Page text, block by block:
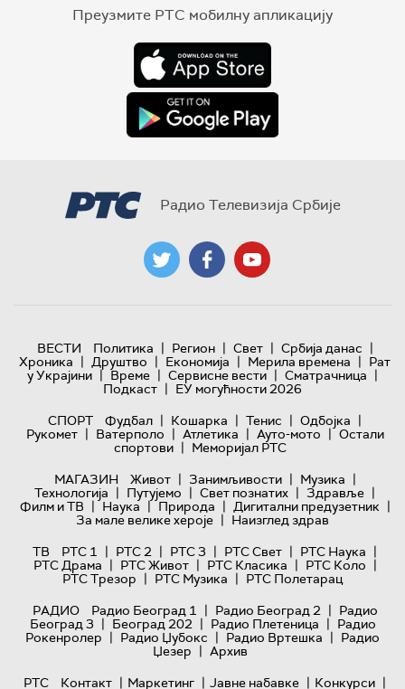
Преузмите РТС мобилну апликацију
Радио Телевизија Србије
ВЕСТИ Политика | Регион | Свет | Србија данас |
Хроника | Друштво | Економија | Мерила времена | Рат
у Украјини | Време | Сервисне вести | Сматрачница |
Подкаст | ЕУ могућности 2026
СПОРТ
Фудбал | Кошарка | Тенис | Одбојка |
Рукомет | Ватерполо | Атлетика | Ауто-мото | Остали
спортови | Меморијал РТС
МАГАЗИН
Живот | Занимљивости | Музика |
Технологијa | Путујемо | Свет познатих | Здравље |
Филм и ТВ | Наука | Природа | Дигитални предузетник |
За мале велике хероје | Наизглед здрав
ТВ
РТС 1 | РТС 2 | РТС 3 | РТС Свет | РТС Наука |
РТС Драма | РТС Живот | РТС Класика | РТС Коло |
РТС Трезор | РТС Музика | РТС Полетарац
РАДИО
Радио Београд 1 | Радио Београд 2 | Радио
Београд 3 | Београд 202 | Радио Плетеница | Радио
Рокенролер | Радио Џубокс | Радио Вртешка | Радио
Џезер | Архив
РТС
Контакт | Маркетинг | Јавне набавке | Конкурси |